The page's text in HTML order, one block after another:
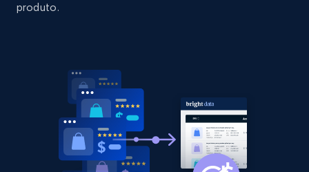
2.1K+
Amazon products global dataset - Collect
products from Brands URLs
Title, Seller name, Brand, Description, Initial
price, Currency, Availability, Reviews count, and
produto.